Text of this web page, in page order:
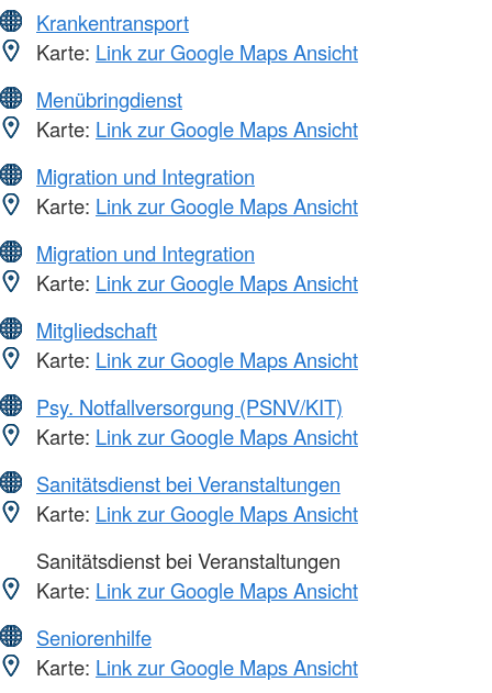
Krankentransport
Karte: Link zur Google Maps Ansicht
Menübringdienst
Karte: Link zur Google Maps Ansicht
Migration und Integration
Karte: Link zur Google Maps Ansicht
Migration und Integration
Karte: Link zur Google Maps Ansicht
Mitgliedschaft
Karte: Link zur Google Maps Ansicht
Psy. Notfallversorgung (PSNV/KIT)
Karte: Link zur Google Maps Ansicht
Sanitätsdienst bei Veranstaltungen
Karte: Link zur Google Maps Ansicht
Sanitätsdienst bei Veranstaltungen
Karte: Link zur Google Maps Ansicht
Seniorenhilfe
Karte: Link zur Google Maps Ansicht